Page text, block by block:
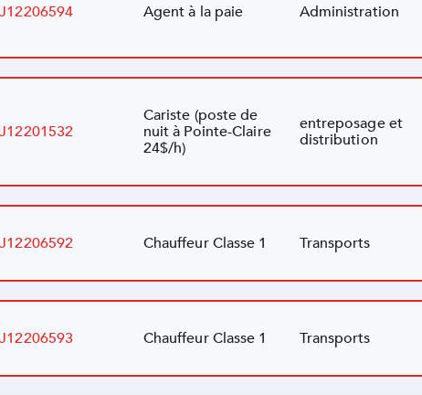
Agent à la paie Administration
Cariste (poste de
nuit à Pointe-Claire
24$/h)
entreposage et
distribution
Chauffeur Classe 1 Transports
Chauffeur Classe 1 Transports